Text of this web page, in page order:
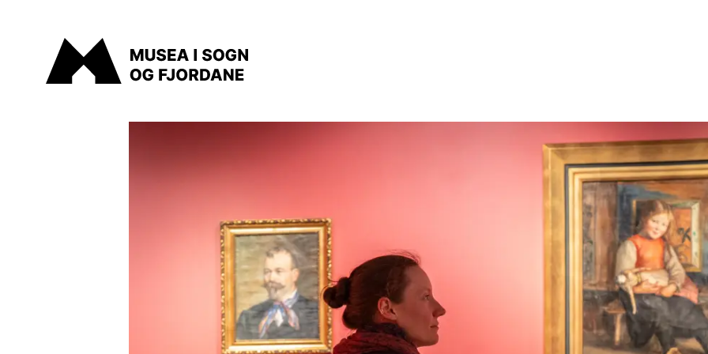
Musea i Sogn og Fjordane